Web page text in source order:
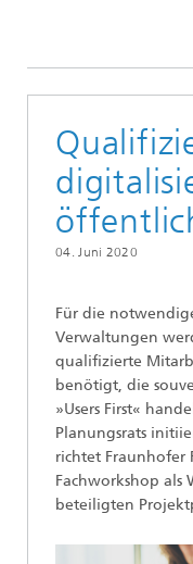
04. Juni 2020
Für die
Verwaltungen
qualifizierte
benötigt, die
»Users First«
Planungsrats
richtet Fraunhofer
Fachworkshop als
beteiligten